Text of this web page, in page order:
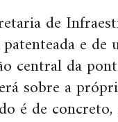
de
e
central da
sobre a
é de